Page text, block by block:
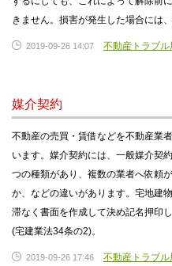
きません。損害が発生した場合には
2019-09-26 14:07 不動産トラブル
媒介契約
不動産の売買・賃借などを不動産業
います。媒介契約には、一般媒介契
つの種類があり、複数の業者へ依頼
か、などの違いがあります。宅地建
滞なく書面を作成して決め記名押印
(宅建業法34条の2)。
2019-09-26 17:46 不動産トラブル